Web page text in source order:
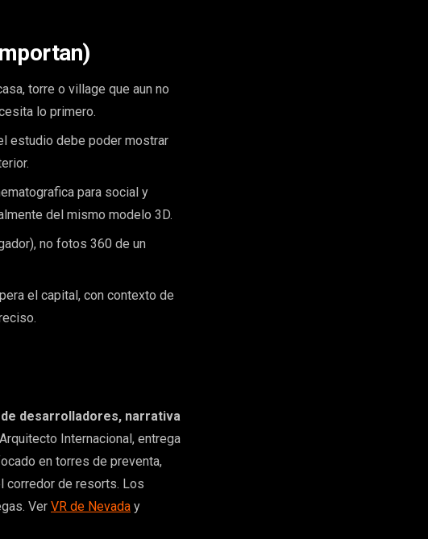
torre o village que aun no
lo primero.
estudio debe poder mostrar
para social y
del mismo modelo 3D.
no fotos 360 de un
el capital, con contexto de
desarrolladores, narrativa
Internacional, entrega
en torres de preventa,
corredor de resorts. Los
Ver VR de Nevada y